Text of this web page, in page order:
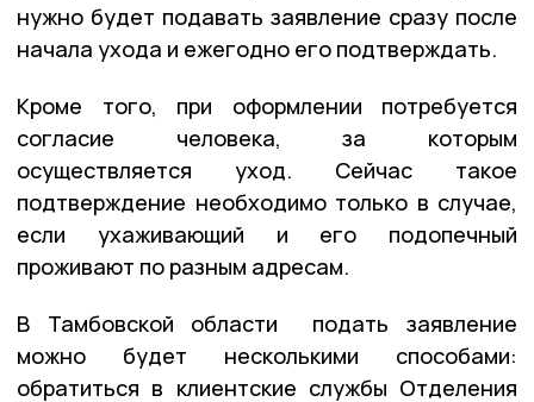
нужно будет подавать заявление сразу после
начала ухода и ежегодно его подтверждать.
Кроме того, при оформлении потребуется
согласие человека, за которым
осуществляется уход. Сейчас такое
подтверждение необходимо только в случае,
если ухаживающий и его подопечный
проживают по разным адресам.
В Тамбовской области подать заявление
можно будет несколькими способами:
обратиться в клиентские службы Отделения